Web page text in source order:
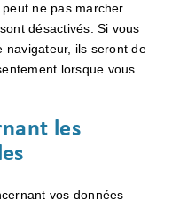
ne pas marcher
désactivés. Si vous
navigateur, ils seront de
lorsque vous
les
vos données